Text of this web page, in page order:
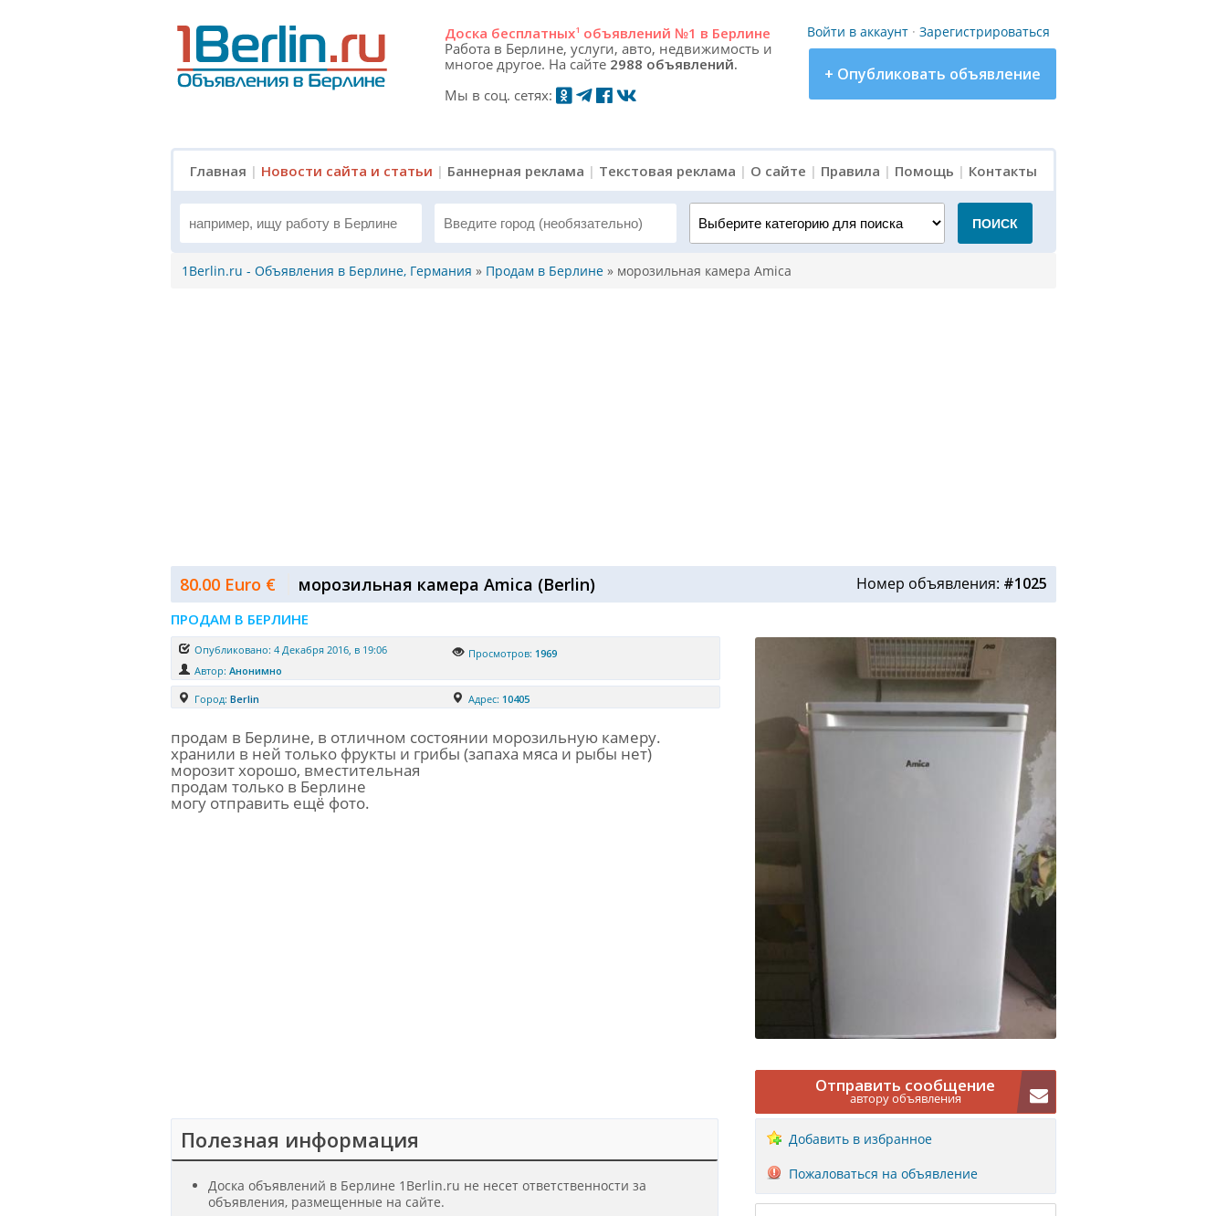
Доска бесплатных1 объявлений №1 в Берлине
Работа в Берлине, услуги, авто, недвижимость и
многое другое. На сайте 2988 объявлений.
Мы в соц. сетях:
Войти в аккаунт · Зарегистрироваться
+ Опубликовать объявление
Главная | Новости сайта и статьи | Баннерная реклама | Текстовая реклама | О сайте | Правила | Помощь | Контакты
Выберите категорию для поиска ПОИСК
1Berlin.ru - Объявления в Берлине, Германия » Продам в Берлине » морозильная камера Amica
80.00 Euro € морозильная камера Amica (Berlin) Номер объявления: #1025
ПРОДАМ В БЕРЛИНЕ
Опубликовано: 4 Декабря 2016, в 19:06 Просмотров: 1969
Автор: Анонимно
Город: Berlin Адрес: 10405
продам в Берлине, в отличном состоянии морозильную камеру.
хранили в ней только фрукты и грибы (запаха мяса и рыбы нет)
морозит хорошо, вместительная
продам только в Берлине
могу отправить ещё фото.
Полезная информация
Доска объявлений в Берлине 1Berlin.ru не несет ответственности за
объявления, размещенные на сайте.
Отправить сообщение
автору объявления
Добавить в избранное
Пожаловаться на объявление